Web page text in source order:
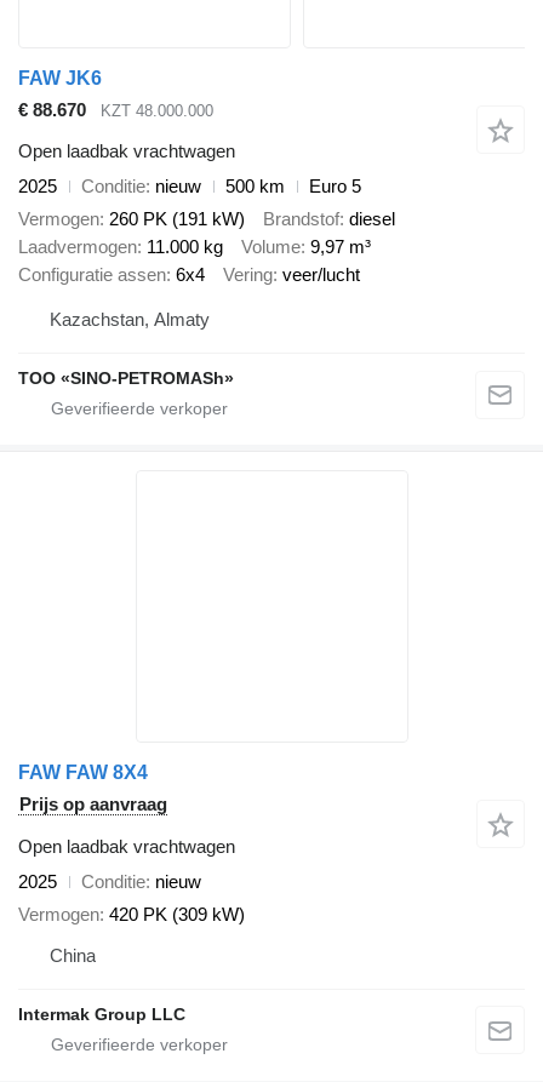
FAW JK6
€ 88.670
KZT 48.000.000
Open laadbak vrachtwagen
2025
Conditie nieuw 500 km
Euro 5
Vermogen 260 PK (191 kW) Brandstof diesel
Laadvermogen 11.000 kg Volume 9,97 m³
Configuratie assen 6x4 Vering veer/lucht
Kazachstan, Almaty
TOO «SINO-PETROMASh»
FAW FAW 8X4
Prijs op aanvraag
Open laadbak vrachtwagen
2025
Conditie nieuw
Vermogen 420 PK (309 kW)
China
Intermak Group LLC